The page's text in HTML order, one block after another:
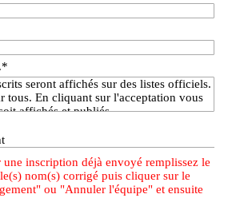
*
seront affichés sur des listes officiels.
tous. En cliquant sur l'acceptation vous
affichés et publiés.
inscription déjà envoyé remplissez le
nom(s) corrigé puis cliquer sur le